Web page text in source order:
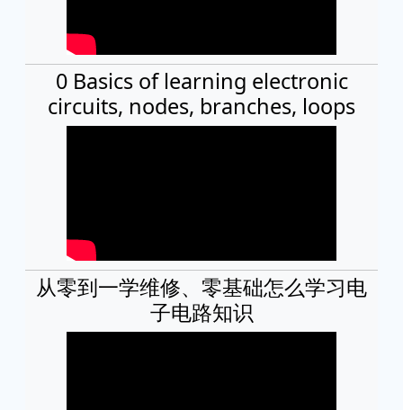
0 Basics of learning electronic
circuits, nodes, branches, loops
从零到一学维修、零基础怎么学习电
子电路知识